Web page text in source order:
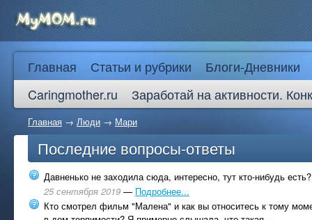
Главная Статьи и рубрики
Блоги-Дневники
Caringmother.ru
Заработай на активности.
Главная → Люди → Мари
Последние вопросы-ответы
Давненько не заходила сюда, интересно, тут кто-нибудь есть?
25 сентября 2019 — Подробнее...
Кто смотрел фильм "Малена" и как вы относитесь к тому